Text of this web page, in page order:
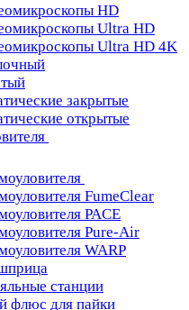
HD
Ultra HD
Ultra HD 4K
закрытые
открытые
FumeClear
PACE
Pure-Air
WARP
станции
флюс для пайки